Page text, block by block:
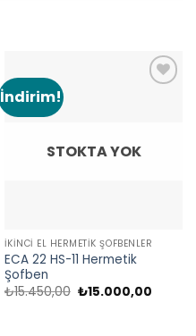
İndirim!
STOKTA YOK
İKINCI EL HERMETIK ŞOFBENLER
ECA 22 HS-11 Hermetik
Şofben
₺15.450,00 Orijinal
₺15.000,00Şu